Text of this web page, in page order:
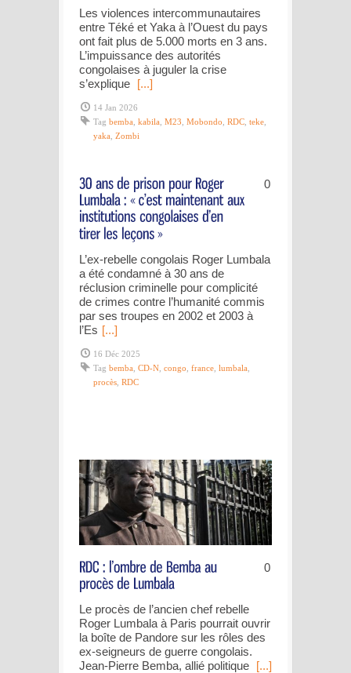
Les violences intercommunautaires
entre Téké et Yaka à l’Ouest du pays
ont fait plus de 5.000 morts en 3 ans.
L’impuissance des autorités
congolaises à juguler la crise
s’explique [...]
14 Jan 2026
Tag bemba kabila M23 Mobondo RDC teke
yaka Zombi
0
L’ex-rebelle congolais Roger Lumbala
a été condamné à 30 ans de
réclusion criminelle pour complicité
de crimes contre l’humanité commis
par ses troupes en 2002 et 2003 à
l’Es [...]
16 Déc 2025
Tag bemba CD-N congo france lumbala
procès RDC
0
Le procès de l’ancien chef rebelle
Roger Lumbala à Paris pourrait ouvrir
la boîte de Pandore sur les rôles des
ex-seigneurs de guerre congolais.
Jean-Pierre Bemba, allié politique [...]